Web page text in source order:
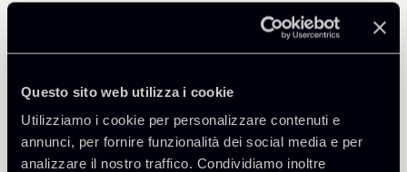
Questo sito web utilizza i cookie
Utilizziamo i cookie per personalizzare contenuti e
annunci, per fornire funzionalità dei social media e per
analizzare il nostro traffico. Condividiamo inoltre
Scarica Allegati